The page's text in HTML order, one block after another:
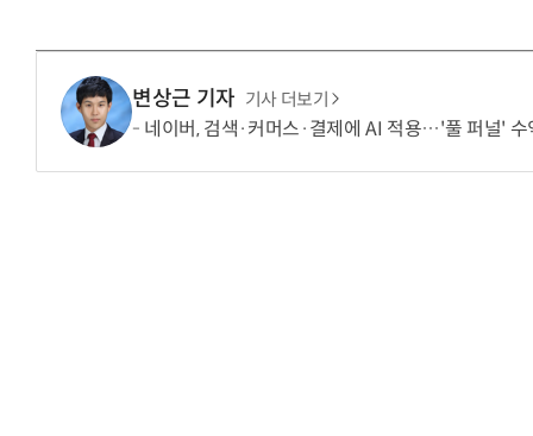
변상근 기자 기사 더보기
네이버, 검색·커머스·결제에 AI 적용…'풀 퍼널' 수